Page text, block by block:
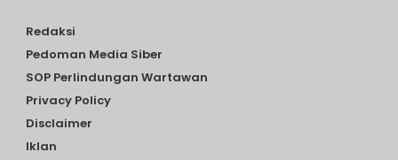
Redaksi
Pedoman Media Siber
SOP Perlindungan Wartawan
Privacy Policy
Disclaimer
Iklan